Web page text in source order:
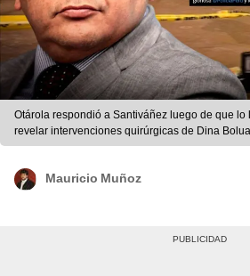
Otárola respondió a Santiváñez luego de que lo
revelar intervenciones quirúrgicas de Dina
Mauricio Muñoz